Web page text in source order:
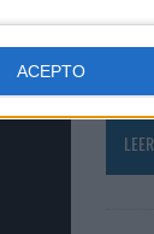
ACEPTO